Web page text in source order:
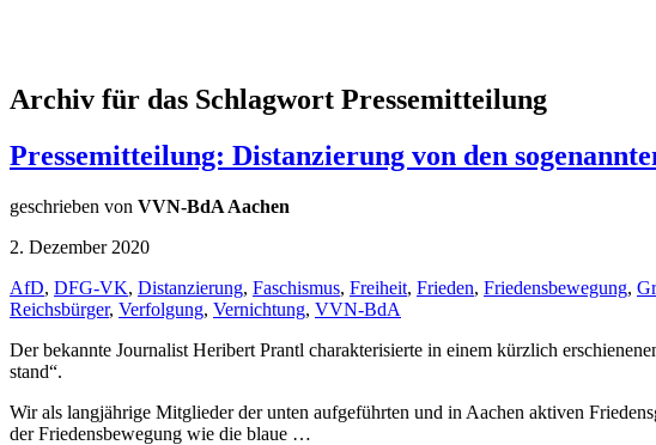
Archiv für das Schlagwort Pressemitteilung
Pressemitteilung: Distanzierung von den
geschrieben von VVN-BdA Aachen
2. Dezember 2020
AfD, DFG-VK, Distanzierung, Faschismus, Freiheit, Frieden, Friedensbewegung,
Reichsbürger, Verfolgung, Vernichtung, VVN-BdA
Der bekannte Journalist Heribert Prantl charakterisierte in einem kürzlich
stand“.
Wir als langjährige Mitglieder der unten aufgeführten und in Aachen aktiven
der Friedensbewegung wie die blaue …